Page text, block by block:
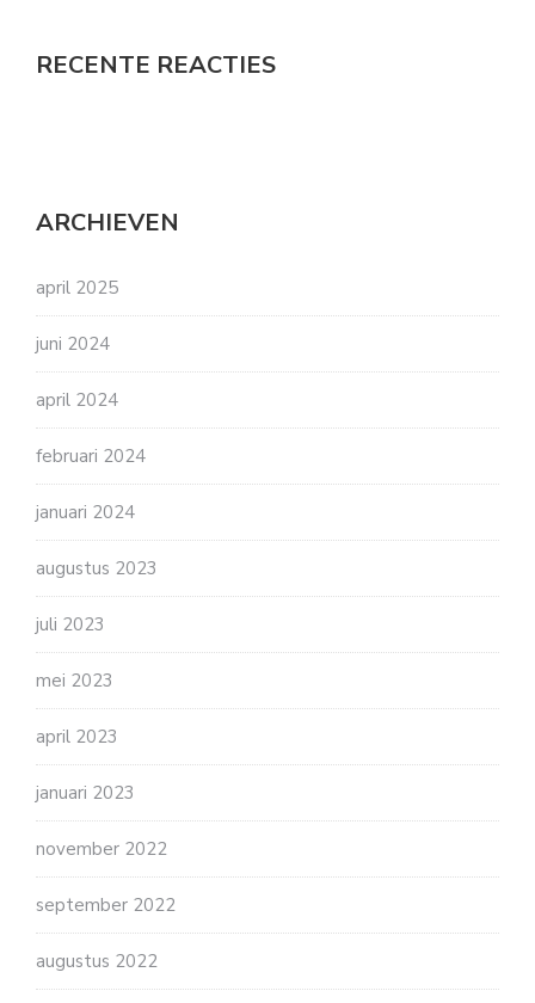
RECENTE REACTIES
ARCHIEVEN
april 2025
juni 2024
april 2024
februari 2024
januari 2024
augustus 2023
juli 2023
mei 2023
april 2023
januari 2023
november 2022
september 2022
augustus 2022